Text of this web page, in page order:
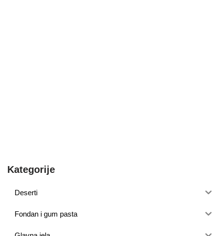
Kategorije
Deserti
Fondan i gum pasta